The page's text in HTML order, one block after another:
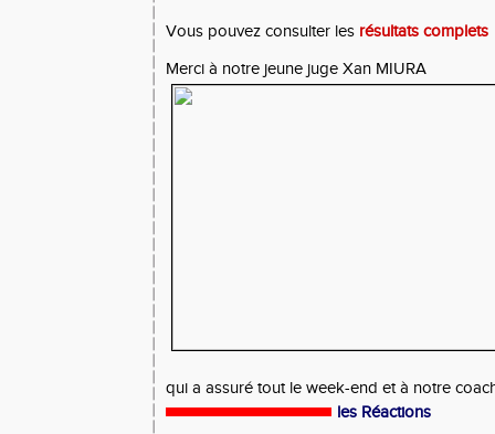
Vous pouvez consulter les résultats complets
Merci à notre jeune juge Xan MIURA
qui a assuré tout le week-end et à notre
les Réactions